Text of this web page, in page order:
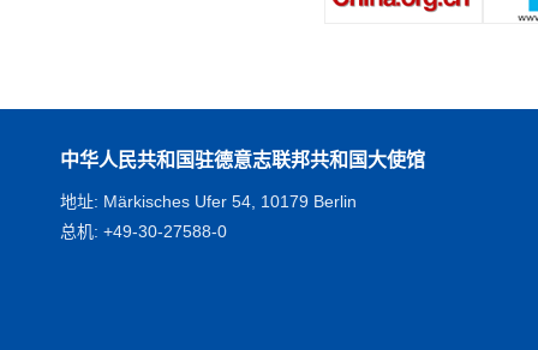
中华人民共和国驻德意志联邦共和国大使馆
地址: Märkisches Ufer 54, 10179 Berlin
总机: +49-30-27588-0